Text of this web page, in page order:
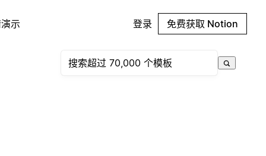
示 登录 免费获取 Notion